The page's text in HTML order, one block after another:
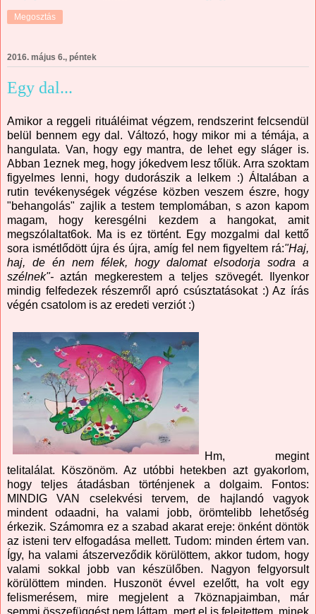
Megosztás
2016. május 6., péntek
Egy dal...
Amikor a reggeli rituáléimat végzem, rendszerint felcsendül
belül bennem egy dal. Változó, hogy mikor mi a témája, a
hangulata. Van, hogy egy mantra, de lehet egy sláger is.
Abban 1eznek meg, hogy jókedvem lesz tőlük. Arra szoktam
figyelmes lenni, hogy dudorászik a lelkem :) Általában a
rutin tevékenységek végzése közben veszem észre, hogy
"behangolás" zajlik a testem templomában, s azon kapom
magam, hogy keresgélni kezdem a hangokat, amit
megszólaltat6ok. Ma is ez történt. Egy mozgalmi dal kettő
sora ismétlődött újra és újra, amíg fel nem figyeltem rá:"Haj,
haj, de én nem félek, hogy dalomat elsodorja sodra a
szélnek"- aztán megkerestem a teljes szövegét. Ilyenkor
mindig felfedezek részemről apró csúsztatásokat :) Az írás
végén csatolom is az eredeti verziót :)
Hm, megint
telitalálat. Köszönöm. Az utóbbi hetekben azt gyakorlom,
hogy teljes átadásban történjenek a dolgaim. Fontos:
MINDIG VAN cselekvési tervem, de hajlandó vagyok
mindent odaadni, ha valami jobb, örömtelibb lehetőség
érkezik. Számomra ez a szabad akarat ereje: önként döntök
az isteni terv elfogadása mellett. Tudom: minden értem van.
Így, ha valami átszerveződik körülöttem, akkor tudom, hogy
valami sokkal jobb van készülőben. Nagyon felgyorsult
körülöttem minden. Huszonöt évvel ezelőtt, ha volt egy
felismerésem, mire megjelent a 7köznapjaimban, már
semmi összefüggést nem láttam, mert el is felejtettem, minek